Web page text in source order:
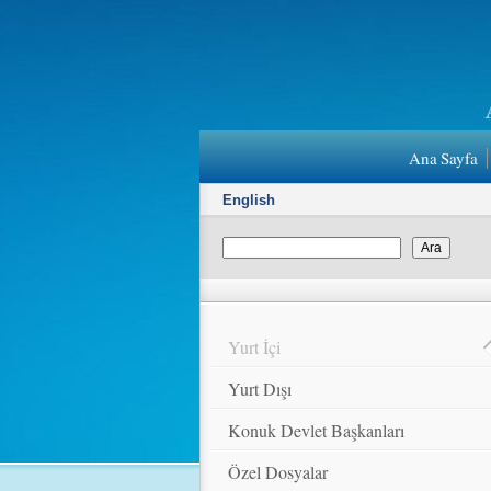
Ana Sayfa
English
Yurt İçi
Yurt Dışı
Konuk Devlet Başkanları
Özel Dosyalar